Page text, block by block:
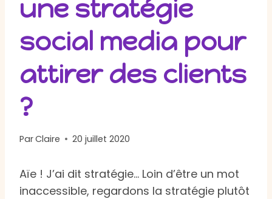
une stratégie
social media pour
attirer des clients
?
ParClaire 20 juillet 2020
Aïe ! J’ai dit stratégie… Loin d’être un mot
inaccessible, regardons la stratégie plutôt